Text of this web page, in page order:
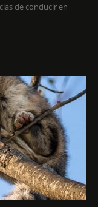
de conducir en